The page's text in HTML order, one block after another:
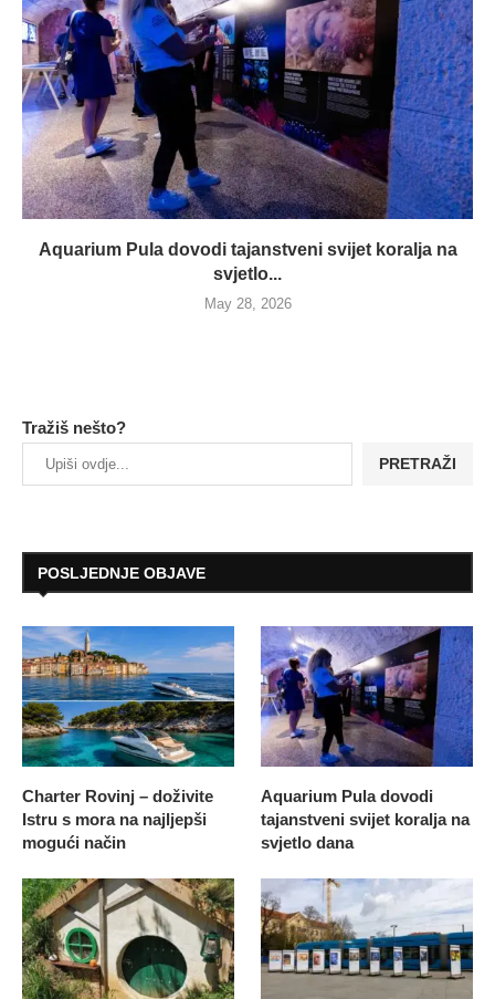
Aquarium Pula dovodi tajanstveni svijet koralja na
svjetlo...
May 28, 2026
Tražiš nešto?
PRETRAŽI
POSLJEDNJE OBJAVE
Charter Rovinj – doživite
Istru s mora na najljepši
mogući način
Aquarium Pula dovodi
tajanstveni svijet koralja na
svjetlo dana